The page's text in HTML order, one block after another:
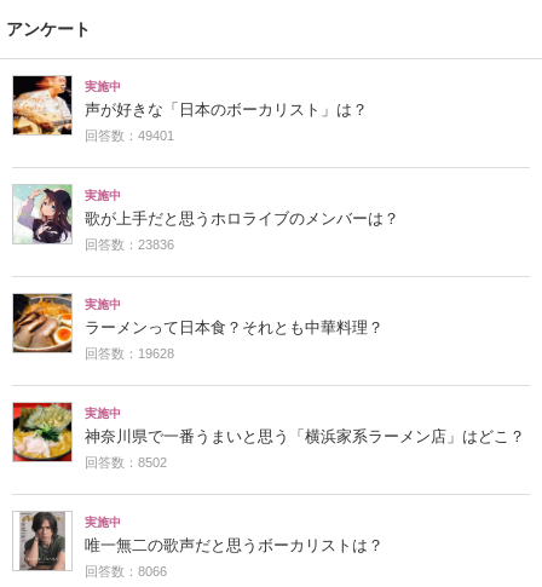
アンケート
実施中
声が好きな「日本のボーカリスト」は？
回答数：49401
実施中
歌が上手だと思うホロライブのメンバーは？
回答数：23836
実施中
ラーメンって日本食？それとも中華料理？
回答数：19628
実施中
神奈川県で一番うまいと思う「横浜家系ラーメン店」はどこ？
回答数：8502
実施中
唯一無二の歌声だと思うボーカリストは？
回答数：8066